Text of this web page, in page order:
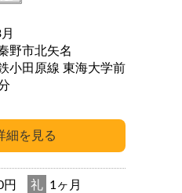
野市北矢名
小田原線 東海大学前
5分
円 礼 1ヶ月